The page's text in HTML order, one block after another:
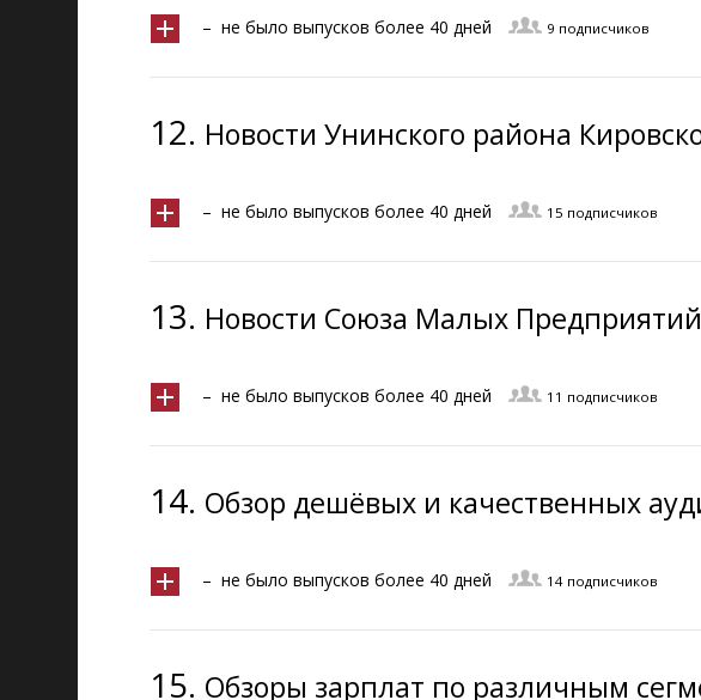
– не было выпусков более 40 дней 9 подписчиков
12. Новости Унинского района
– не было выпусков более 40 дней 15 подписчиков
13. Новости Союза Малых
– не было выпусков более 40 дней 11 подписчиков
14. Обзор дешёвых и качественных
– не было выпусков более 40 дней 14 подписчиков
15. Обзоры зарплат по различным